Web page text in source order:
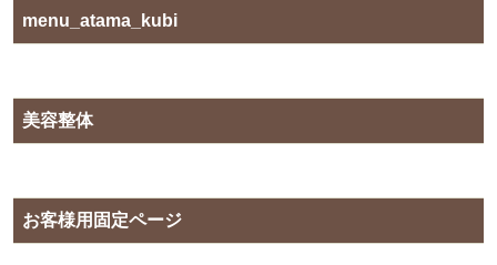
menu_atama_kubi
美容整体
お客様用固定ページ